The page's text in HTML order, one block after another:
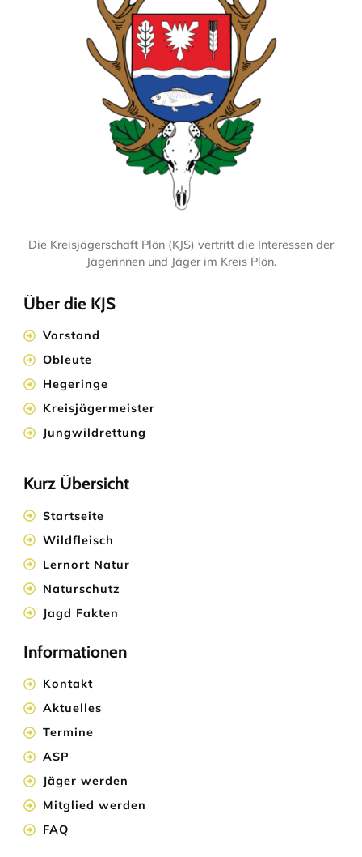
Die Kreisjägerschaft Plön (KJS) vertritt die Interessen der
Jägerinnen und Jäger im Kreis Plön.
Über die KJS
Vorstand
Obleute
Hegeringe
Kreisjägermeister
Jungwildrettung
Kurz Übersicht
Startseite
Wildfleisch
Lernort Natur
Naturschutz
Jagd Fakten
Informationen
Kontakt
Aktuelles
Termine
ASP
Jäger werden
Mitglied werden
FAQ